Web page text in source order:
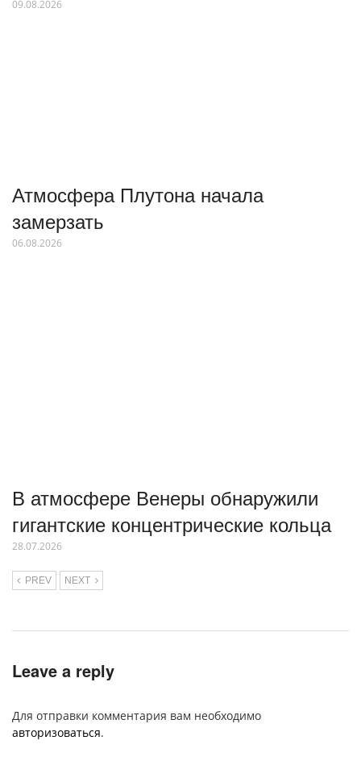
09.08.2026
Атмосфера Плутона начала
замерзать
06.08.2026
В атмосфере Венеры обнаружили
гигантские концентрические кольца
28.07.2026
PREV NEXT
Leave a reply
Для отправки комментария вам необходимо
авторизоваться.